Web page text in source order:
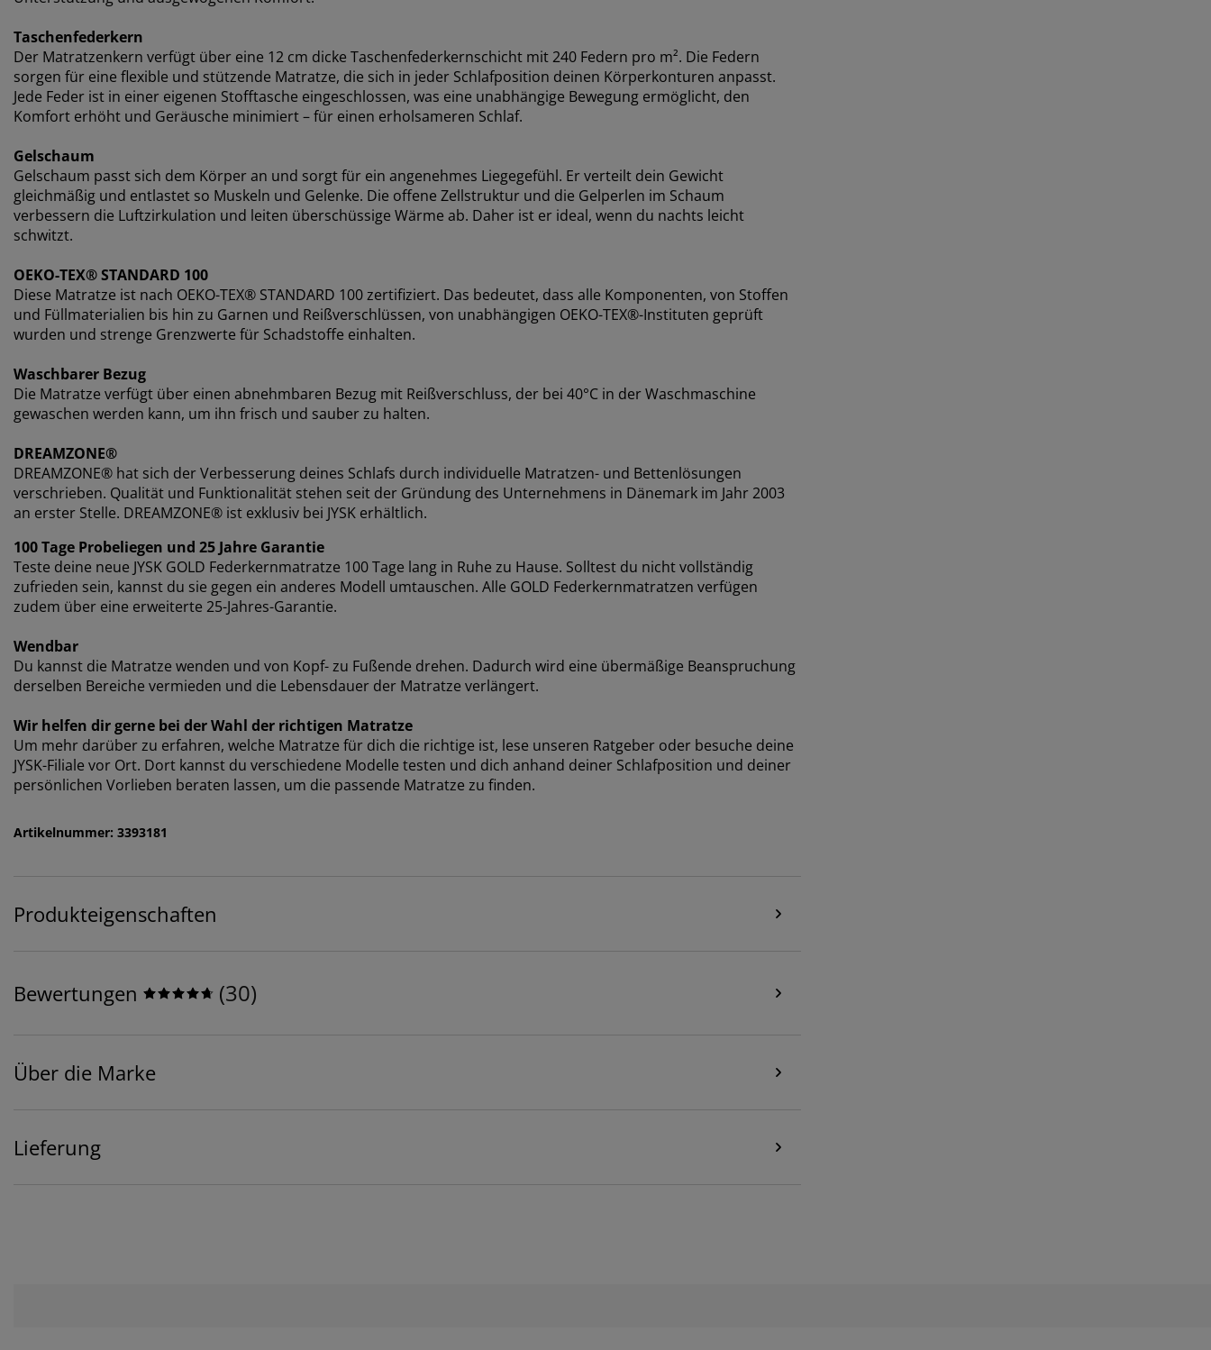
Taschenfederkern
Der Matratzenkern verfügt über eine 12 cm dicke Taschenfederkernschicht mit 240 Federn pro m². Die Federn
sorgen für eine flexible und stützende Matratze, die sich in jeder Schlafposition deinen Körperkonturen anpasst.
Jede Feder ist in einer eigenen Stofftasche eingeschlossen, was eine unabhängige Bewegung ermöglicht, den
Komfort erhöht und Geräusche minimiert – für einen erholsameren Schlaf.
Gelschaum
Gelschaum passt sich dem Körper an und sorgt für ein angenehmes Liegegefühl. Er verteilt dein Gewicht
gleichmäßig und entlastet so Muskeln und Gelenke. Die offene Zellstruktur und die Gelperlen im Schaum
verbessern die Luftzirkulation und leiten überschüssige Wärme ab. Daher ist er ideal, wenn du nachts leicht
schwitzt.
OEKO-TEX® STANDARD 100
Diese Matratze ist nach OEKO-TEX® STANDARD 100 zertifiziert. Das bedeutet, dass alle Komponenten, von Stoffen
und Füllmaterialien bis hin zu Garnen und Reißverschlüssen, von unabhängigen OEKO-TEX®-Instituten geprüft
wurden und strenge Grenzwerte für Schadstoffe einhalten.
Waschbarer Bezug
Die Matratze verfügt über einen abnehmbaren Bezug mit Reißverschluss, der bei 40°C in der Waschmaschine
gewaschen werden kann, um ihn frisch und sauber zu halten.
DREAMZONE®
DREAMZONE® hat sich der Verbesserung deines Schlafs durch individuelle Matratzen- und Bettenlösungen
verschrieben. Qualität und Funktionalität stehen seit der Gründung des Unternehmens in Dänemark im Jahr 2003
an erster Stelle. DREAMZONE® ist exklusiv bei JYSK erhältlich.
100 Tage Probeliegen und 25 Jahre Garantie
Teste deine neue JYSK GOLD Federkernmatratze 100 Tage lang in Ruhe zu Hause. Solltest du nicht vollständig
zufrieden sein, kannst du sie gegen ein anderes Modell umtauschen. Alle GOLD Federkernmatratzen verfügen
zudem über eine erweiterte 25-Jahres-Garantie.
Wendbar
Du kannst die Matratze wenden und von Kopf- zu Fußende drehen. Dadurch wird eine übermäßige Beanspruchung
derselben Bereiche vermieden und die Lebensdauer der Matratze verlängert.
Wir helfen dir gerne bei der Wahl der richtigen Matratze
Um mehr darüber zu erfahren, welche Matratze für dich die richtige ist, lese unseren Ratgeber oder besuche deine
JYSK-Filiale vor Ort. Dort kannst du verschiedene Modelle testen und dich anhand deiner Schlafposition und deiner
persönlichen Vorlieben beraten lassen, um die passende Matratze zu finden.
Artikelnummer: 3393181
Produkteigenschaften
Bewertungen (30)
Über die Marke
Lieferung